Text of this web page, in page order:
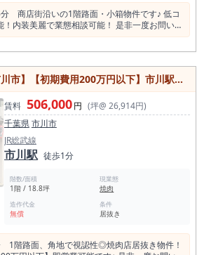
商店街沿いの1階路面・小箱物件です♪ 低コ
！内装美麗で業態相談可能！ 是非一度お問い合
用200万円以下】市川駅徒歩1分／1階路面／角地視認性◎／焼肉店居抜き物件／約18.8坪
賃料 506,000円 (坪@ 26,914円)
千葉県市川市
JR総武線
市川駅 徒歩1分
階数/面積
1階 / 18.8坪
現業態
焼肉
造作代金
無償
条件
居抜き
1階路面、角地で視認性◎焼肉店居抜き物件！